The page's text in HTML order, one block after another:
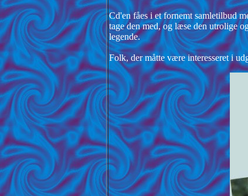
Cd'en fåes i et fornemt samletilbud
tage den med, og læse den utrolige
legende.
Folk, der måtte være interesseret i